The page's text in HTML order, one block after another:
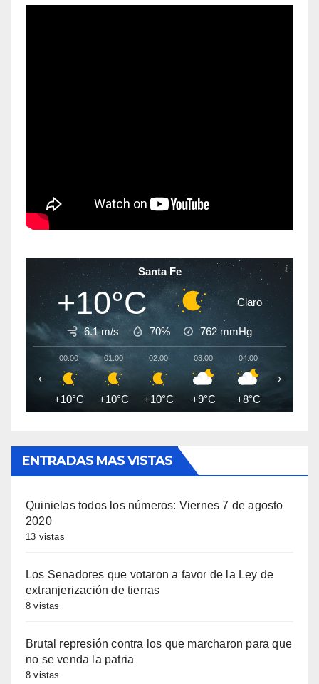
Santa Fe
+10°C Claro
6.1 m/s 70% 762 mmHg
00:00
+10°C
01:00
+10°C
02:00
+10°C
03:00
+9°C
04:00
+8°C +8°C
‹ ›
ENTRADAS MAS VISTAS
Quinielas todos los números: Viernes 7 de agosto
2020
13 vistas
Los Senadores que votaron a favor de la Ley de
extranjerización de tierras
8 vistas
Brutal represión contra los que marcharon para que
no se venda la patria
8 vistas